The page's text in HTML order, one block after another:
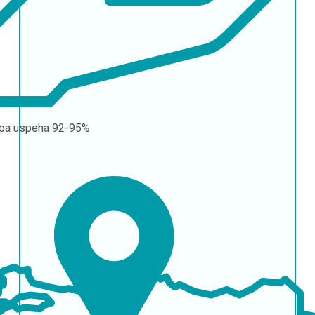
uspeha 92-95%